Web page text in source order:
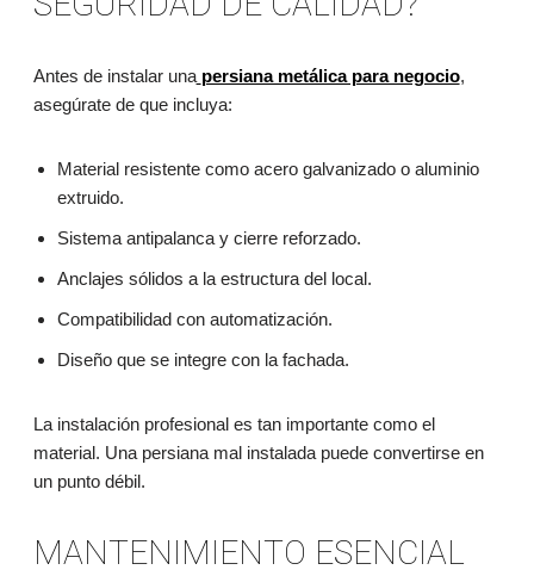
Antes de instalar una persiana metálica para negocio,
asegúrate de que incluya:
Material resistente como acero galvanizado o aluminio
extruido.
Sistema antipalanca y cierre reforzado.
Anclajes sólidos a la estructura del local.
Compatibilidad con automatización.
Diseño que se integre con la fachada.
La instalación profesional es tan importante como el
material. Una persiana mal instalada puede convertirse en
un punto débil.
MANTENIMIENTO ESENCIAL